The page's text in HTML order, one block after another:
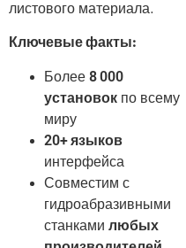
листового материала.
Ключевые факты:
Более 8 000
установок по всему
миру
20+ языков
интерфейса
Совместим с
гидроабразивными
станками любых